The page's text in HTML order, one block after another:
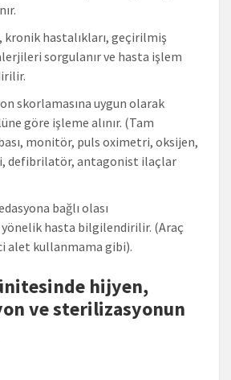
hastalıkları, geçirilmiş
sorgulanır ve hasta işlem
skorlamasına uygun olarak
göre işleme alınır. (Tam
monitör, puls oximetri, oksijen,
defibrilatör, antagonist ilaçlar
bağlı olası
hasta bilgilendirilir. (Araç
alet kullanmama gibi).
hijyen,
ve sterilizasyonun